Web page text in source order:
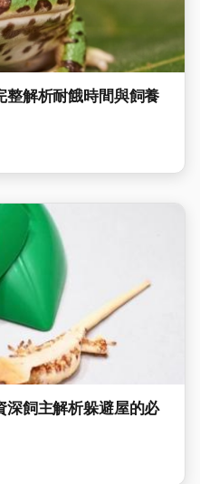
整解析耐餓時間與飼養
深飼主解析躲避屋的必